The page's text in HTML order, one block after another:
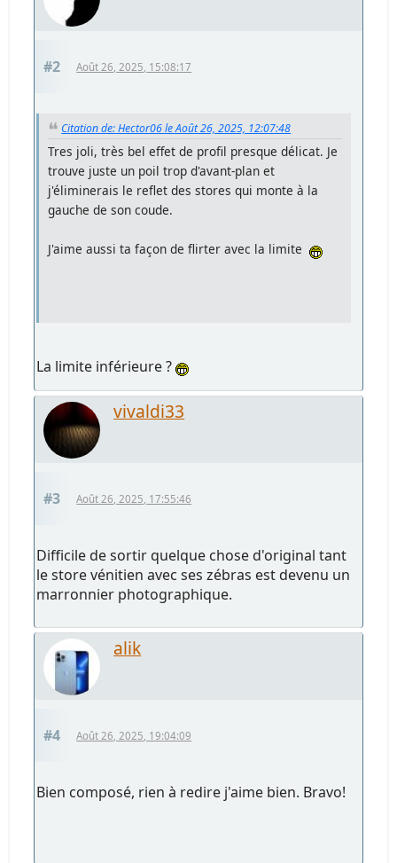
#2 Août 26, 2025, 15:08:17
Citation de: Hector06 le Août 26, 2025, 12:07:48
Tres joli, très bel effet de profil presque délicat. Je
trouve juste un poil trop d'avant-plan et
j'éliminerais le reflet des stores qui monte à la
gauche de son coude.
J'aime aussi ta façon de flirter avec la limite
La limite inférieure ?
vivaldi33
#3 Août 26, 2025, 17:55:46
Difficile de sortir quelque chose d'original tant
le store vénitien avec ses zébras est devenu un
marronnier photographique.
alik
#4 Août 26, 2025, 19:04:09
Bien composé, rien à redire j'aime bien. Bravo!